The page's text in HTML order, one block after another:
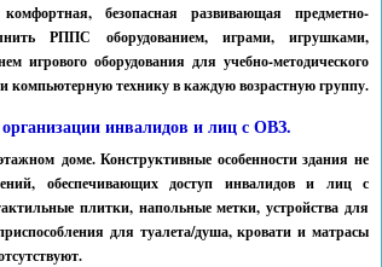
безопасная развивающая предметно-
РППС оборудованием, играми, игрушками,
игрового оборудования для учебно-методического
компьютерную технику в каждую возрастную группу.
организации инвалидов и лиц с ОВЗ.
доме. Конструктивные особенности здания не
обеспечивающих доступ инвалидов и лиц с
плитки, напольные метки, устройства для
для туалета/душа, кровати и матрасы